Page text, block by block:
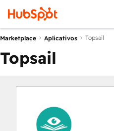
Marketplace Aplicativos Topsail
Topsail